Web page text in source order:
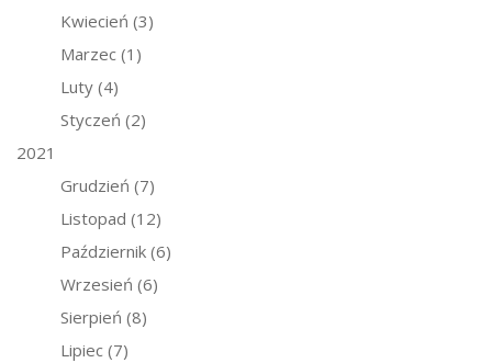
Kwiecień (3)
Marzec (1)
Luty (4)
Styczeń (2)
2021
Grudzień (7)
Listopad (12)
Październik (6)
Wrzesień (6)
Sierpień (8)
Lipiec (7)